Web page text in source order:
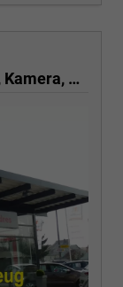
1.0 TSI 85 kW Life DSG Life, LED, Kamera, ACC, Side, Winter, 17-Zoll